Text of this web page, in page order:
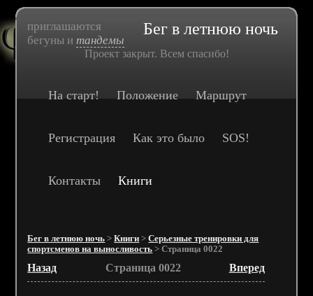
приглашаются
бегуны итандемы
Бег в летнюю ночь
Проект закрыт. Всем спасибо!
На старт! Положение Маршрут
Регистрация Как это было SOS!
Контакты Книги
Бег в летнюю ночь >Книги >Серьезные тренировки для
спортсменов на выносливость > Страница 0022
Назад Страница 0022 Вперед